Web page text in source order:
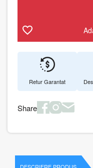
Retur Garantat
Share